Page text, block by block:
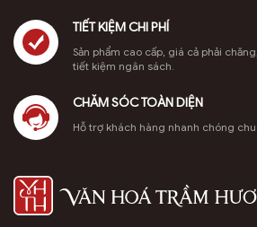
TIẾT KIỆM CHI PHÍ
Sản phẩm cao cấp, giá cả phải chăng,
tiết kiệm ngân sách.
CHĂM SÓC TOÀN DIỆN
Hỗ trợ khách hàng nhanh chóng